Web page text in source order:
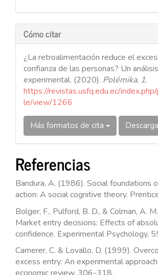
Cómo citar
¿La retroalimentación reduce el
confianza de las personas? Un análisis
experimental. (2020). Polémika, 1.
https://revistas.usfq.edu.ec/
le/view/1266
Más formatos de cita
Referencias
Bandura, A. (1986). Social foundations
action: A social cognitive theory.
Bolger, F., Pulford, B. D., & Colman, A.
Market entry decisions: Effects of
confidence. Experimental Psychology,
Camerer, C. & Lovallo, D. (1999).
excess entry: An experimental